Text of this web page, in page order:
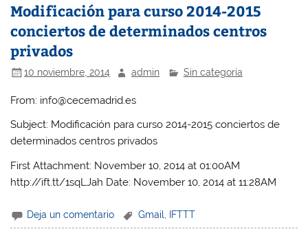
Modificación para curso 2014-2015
conciertos de determinados centros
privados
10 noviembre, 2014 admin Sin categoría
From: info@cecemadrid.es
Subject: Modificación para curso 2014-2015 conciertos de
determinados centros privados
First Attachment: November 10, 2014 at 01:00AM
http://ift.tt/1sqLJah Date: November 10, 2014 at 11:28AM
Deja un comentario Gmail IFTTT